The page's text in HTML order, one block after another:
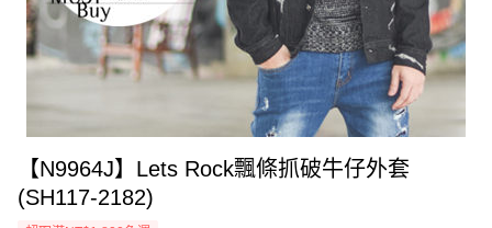
【N9964J】Lets Rock飄條抓破牛仔外套
(SH117-2182)